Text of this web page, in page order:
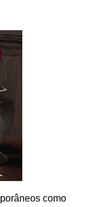
como